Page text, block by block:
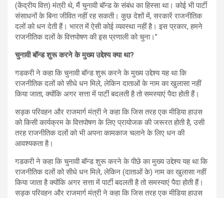
(केंद्रीय वित्त) मंत्री थे, मैं चुनावी बॉन्ड के संबंध का हिस्सा था। कोई भी पार्टी
संसाधनों के बिना जीवित नहीं रह सकती। कुछ देशों में, सरकारें राजनीतिक
दलों को धन देती हैं। भारत में ऐसी कोई व्यवस्था नहीं है। इस प्रकार, हमने
राजनीतिक दलों के वित्तपोषण की इस प्रणाली को चुना।”
चुनावी बॉन्ड शुरू करने के मुख्य उद्देश्य क्या था?
गडकरी ने कहा कि चुनावी बॉन्ड शुरू करने के मुख्य उद्देश्य यह था कि
राजनीतिक दलों को सीधे धन मिले, लेकिन दाताओं के नाम का खुलासा नहीं
किया जाता, क्योंकि अगर सत्ता में पार्टी बदलती है तो समस्याएं पैदा होती हैं।
सड़क परिवहन और राजमार्ग मंत्री ने कहा कि जिस तरह एक मीडिया हाउस
को किसी कार्यक्रम के वित्तपोषण के लिए प्रायोजक की जरूरत होती है, उसी
तरह राजनीतिक दलों को भी अपना कामकाज चलाने के लिए धन की
आवश्यकता है।
गडकरी ने कहा कि चुनावी बॉन्ड शुरू करने के पीछे का मुख्य उद्देश्य यह था कि
राजनीतिक दलों को सीधे धन मिले, लेकिन (दाताओं के) नाम का खुलासा नहीं
किया जाता है क्योंकि अगर सत्ता में पार्टी बदलती है तो समस्याएं पैदा होती हैं।
सड़क परिवहन और राजमार्ग मंत्री ने कहा कि जिस तरह एक मीडिया हाउस